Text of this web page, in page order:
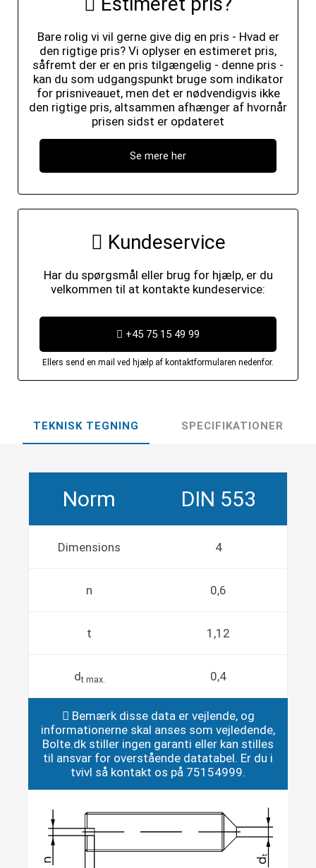
Bare rolig vi vil gerne give dig en pris - Hvad er
den rigtige pris? Vi oplyser en estimeret pris,
såfremt der er en pris tilgængelig - denne pris -
kan du som udgangspunkt bruge som indikator
for prisniveauet, men det er nødvendigvis ikke
den rigtige pris, altsammen afhænger af hvornår
prisen sidst er opdateret
Se mere her
Kundeservice
Har du spørgsmål eller brug for hjælp, er du
velkommen til at kontakte kundeservice:
+45 75 15 49 99
Ellers send en mail ved hjælp af kontaktformularen nedenfor.
TEKNISK TEGNING SPECIFIKATIONER
Norm DIN 553
Dimensions 4
n 0,6
t 1,12
dt max. 0,4
Bemærk disse data er vejlende, og
informationerne skal anses som vejledende,
Bolte.dk stiller ingen garanti eller kan stilles
til ansvar for overstående datatabel. Er du i
tvivl så kontakt os på 75154999.